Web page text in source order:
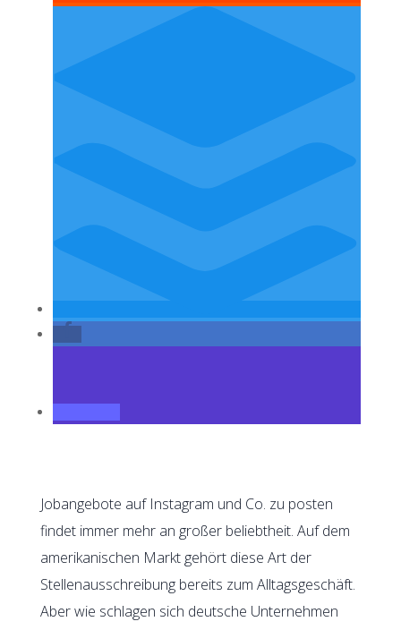
Jobangebote auf Instagram und Co. zu posten
findet immer mehr an großer beliebtheit. Auf dem
amerikanischen Markt gehört diese Art der
Stellenausschreibung bereits zum Alltagsgeschäft.
Aber wie schlagen sich deutsche Unternehmen